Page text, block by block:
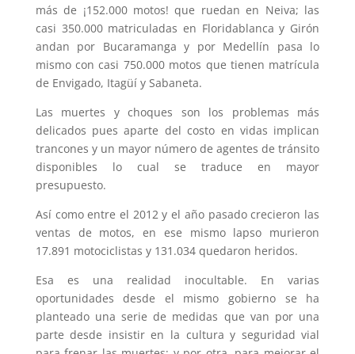
más de ¡152.000 motos! que ruedan en Neiva; las
casi 350.000 matriculadas en Floridablanca y Girón
andan por Bucaramanga y por Medellín pasa lo
mismo con casi 750.000 motos que tienen matrícula
de Envigado, Itagüí y Sabaneta.
Las muertes y choques son los problemas más
delicados pues aparte del costo en vidas implican
trancones y un mayor número de agentes de tránsito
disponibles lo cual se traduce en mayor
presupuesto.
Así como entre el 2012 y el año pasado crecieron las
ventas de motos, en ese mismo lapso murieron
17.891 motociclistas y 131.034 quedaron heridos.
Esa es una realidad inocultable. En varias
oportunidades desde el mismo gobierno se ha
planteado una serie de medidas que van por una
parte desde insistir en la cultura y seguridad vial